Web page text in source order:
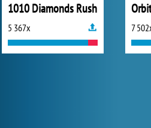
1010 Diamonds Rush
5 367x 7